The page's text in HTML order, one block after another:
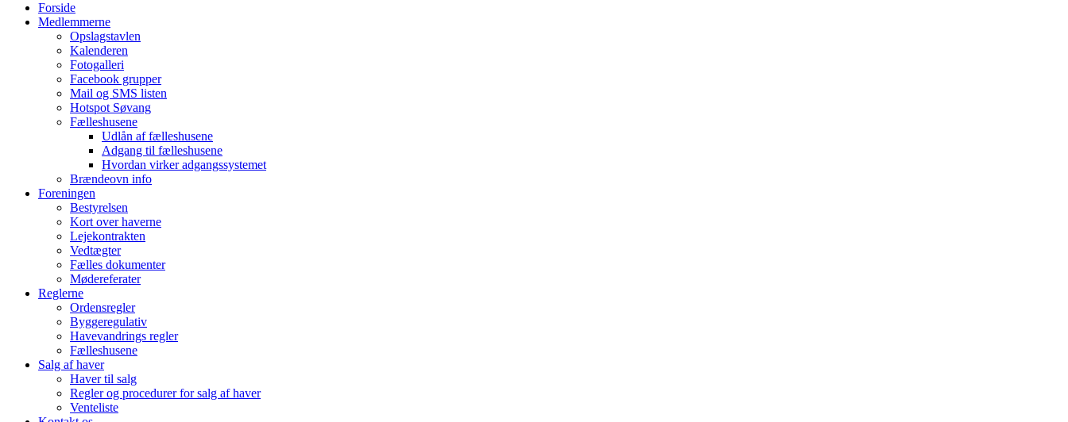
Forside
Medlemmerne
Opslagstavlen
Kalenderen
Fotogalleri
Facebook grupper
Mail og SMS listen
Hotspot Søvang
Fælleshusene
Udlån af fælleshusene
Adgang til fælleshusene
Hvordan virker adgangssystemet
Brændeovn info
Foreningen
Bestyrelsen
Kort over haverne
Lejekontrakten
Vedtægter
Fælles dokumenter
Mødereferater
Reglerne
Ordensregler
Byggeregulativ
Havevandrings regler
Fælleshusene
Salg af haver
Haver til salg
Regler og procedurer for salg af haver
Venteliste